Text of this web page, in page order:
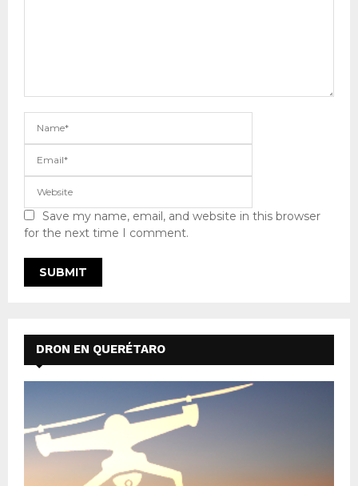
Save my name, email, and website in this browser
for the next time I comment.
DRON EN QUERÉTARO